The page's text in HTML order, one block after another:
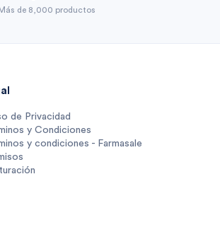
Más de 8,000 productos
de Privacidad
y Condiciones
y condiciones - Farmasale